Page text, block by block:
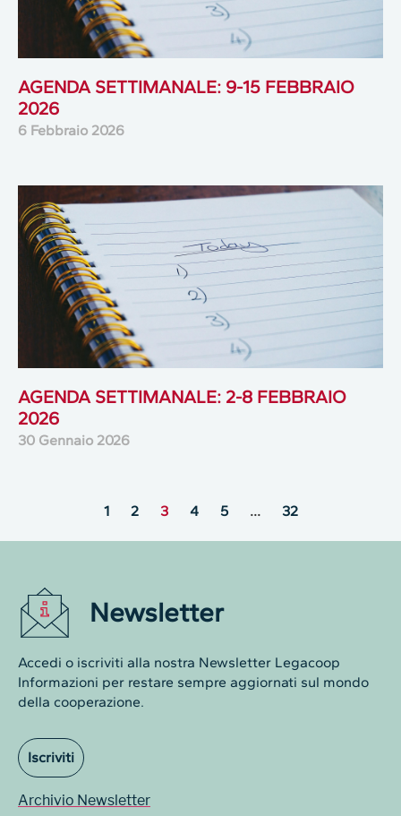
AGENDA SETTIMANALE: 9-15 FEBBRAIO
2026
6 Febbraio 2026
AGENDA SETTIMANALE: 2-8 FEBBRAIO
2026
30 Gennaio 2026
1 2 3 4 5 … 32
Newsletter
Accedi o iscriviti alla nostra Newsletter Legacoop
Informazioni per restare sempre aggiornati sul mondo
della cooperazione.
Iscriviti
Archivio Newsletter